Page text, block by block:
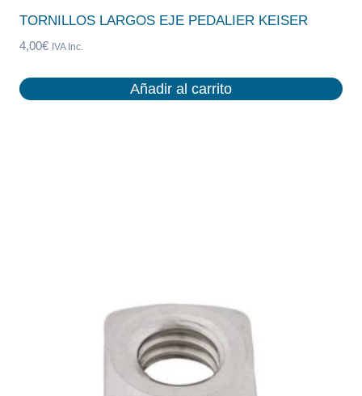
TORNILLOS LARGOS EJE PEDALIER KEISER
4,00€ IVA Inc.
Añadir al carrito